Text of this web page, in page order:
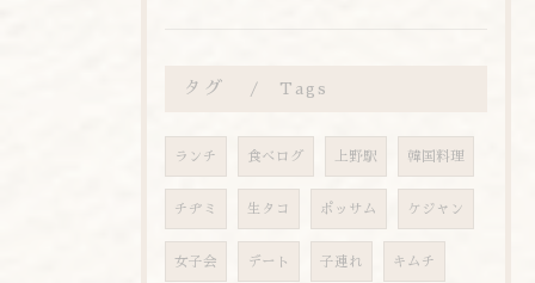
タグ Tags
ランチ 食べログ 上野駅 韓国料理
チヂミ 生タコ ポッサム ケジャン
女子会 デート 子連れ キムチ